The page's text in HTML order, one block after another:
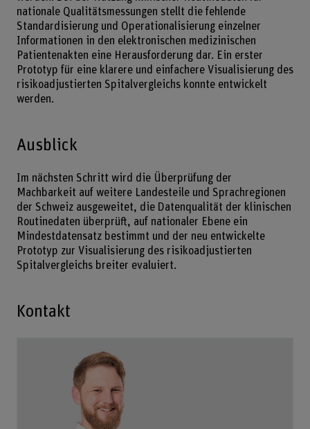
nationale Qualitätsmessungen stellt die fehlende
Standardisierung und Operationalisierung einzelner
Informationen in den elektronischen medizinischen
Patientenakten eine Herausforderung dar. Ein erster
Prototyp für eine klarere und einfachere Visualisierung des
risikoadjustierten Spitalvergleichs konnte entwickelt
werden.
Ausblick
Im nächsten Schritt wird die Überprüfung der
Machbarkeit auf weitere Landesteile und Sprachregionen
der Schweiz ausgeweitet, die Datenqualität der klinischen
Routinedaten überprüft, auf nationaler Ebene ein
Mindestdatensatz bestimmt und der neu entwickelte
Prototyp zur Visualisierung des risikoadjustierten
Spitalvergleichs breiter evaluiert.
Kontakt